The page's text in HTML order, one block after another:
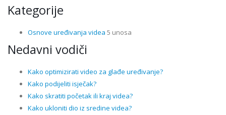
Kategorije
Osnove uređivanja videa 5 unosa
Nedavni vodiči
Kako optimizirati video za glađe uređivanje?
Kako podijeliti isječak?
Kako skratiti početak ili kraj videa?
Kako ukloniti dio iz sredine videa?